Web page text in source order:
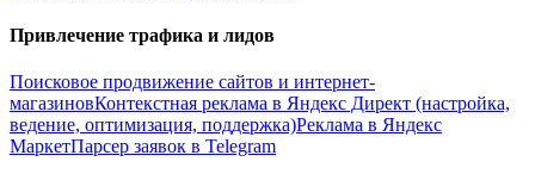
Привлечение трафика и лидов
Поисковое продвижение сайтов и интернет-
магазиновКонтекстная реклама в Яндекс Директ (настройка,
ведение, оптимизация, поддержка)Реклама в Яндекс
МаркетПарсер заявок в Telegram